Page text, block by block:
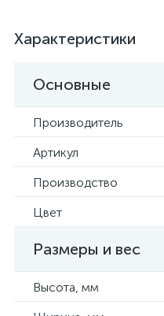
Характеристики
Основные
Производитель
Артикул
Производство
Цвет
Размеры и вес
Высота, мм